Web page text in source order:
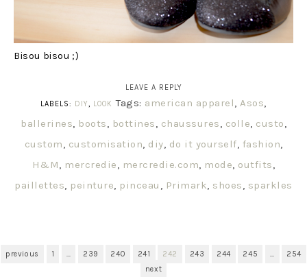
Bisou bisou ;)
LEAVE A REPLY
LABELS: DIY LOOK Tags: american apparel Asos
ballerines
boots bottines chaussures colle custo
custom
customisation diy do it yourself fashion
H&M
mercredie mercredie.com mode outfits
paillettes
peinture pinceau Primark shoes sparkles
previous 1 239 240 241 242 243 244 245
254
next